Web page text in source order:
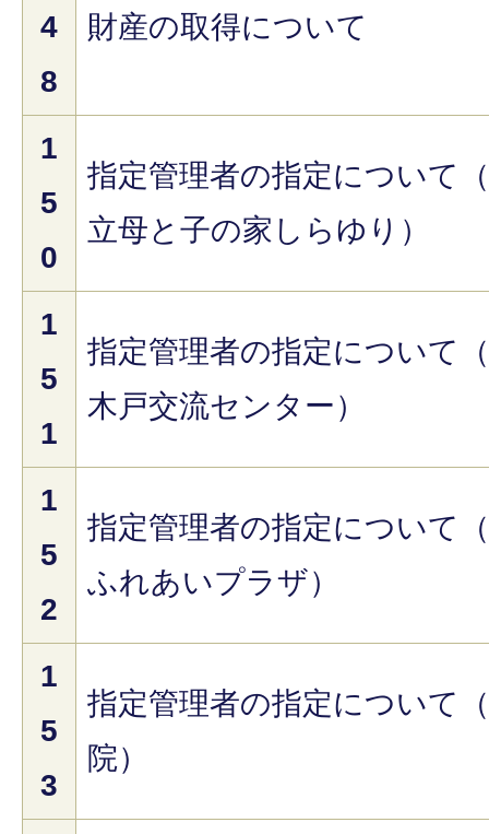
4
8
財産の取得について
1
5
0
指定管理者の指定について
立母と子の家しらゆり）
1
5
1
指定管理者の指定について
木戸交流センター）
1
5
2
指定管理者の指定について
ふれあいプラザ）
1
5
3
指定管理者の指定について
院）